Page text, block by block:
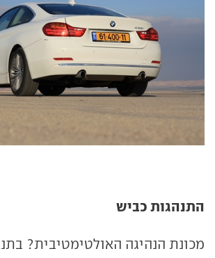
התנהגות כביש
מכונת הנהיגה האולטימטיבית?